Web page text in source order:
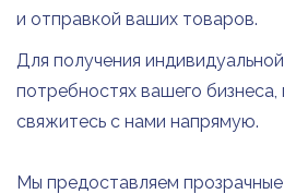
и отправкой ваших товаров.
Для получения
потребностях вашего
свяжитесь с нами напрямую.
Мы предоставляем